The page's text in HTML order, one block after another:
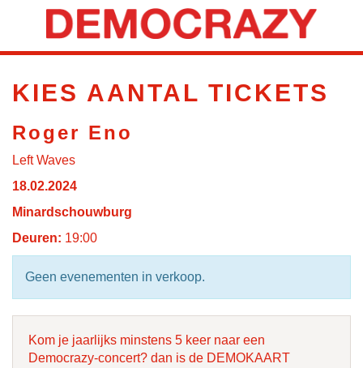
KIES AANTAL TICKETS
Roger Eno
Left Waves
18.02.2024
Minardschouwburg
Deuren: 19:00
Geen evenementen in verkoop.
Kom je jaarlijks minstens 5 keer naar een
Democrazy-concert? dan is de DEMOKAART